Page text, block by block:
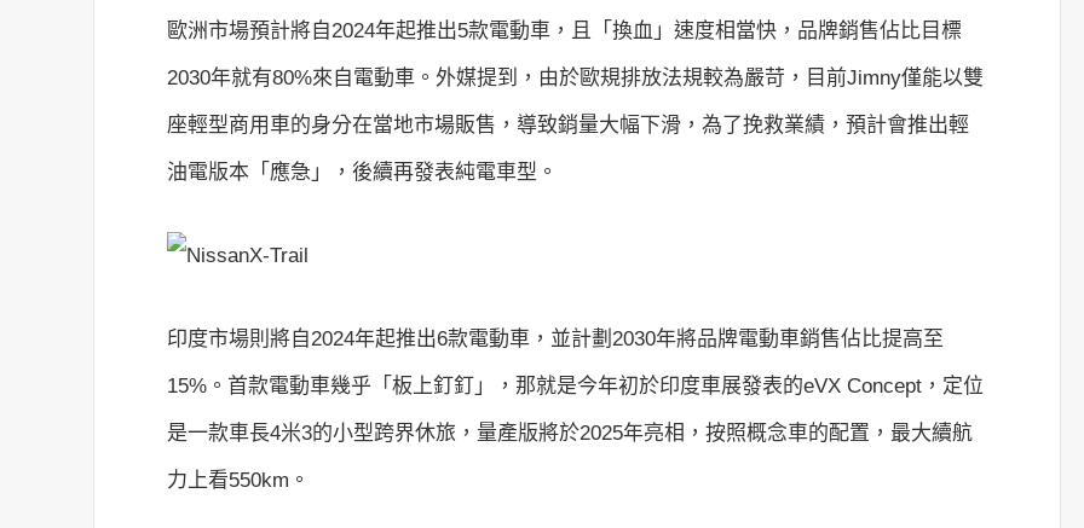
歐洲市場預計將自2024年起推出5款電動車，且「換血」速度相當快，品牌銷售佔比目標
2030年就有80%來自電動車。外媒提到，由於歐規排放法規較為嚴苛，目前Jimny僅能以雙
座輕型商用車的身分在當地市場販售，導致銷量大幅下滑，為了挽救業績，預計會推出輕
油電版本「應急」，後續再發表純電車型。
印度市場則將自2024年起推出6款電動車，並計劃2030年將品牌電動車銷售佔比提高至
15%。首款電動車幾乎「板上釘釘」，那就是今年初於印度車展發表的eVX Concept，定位
是一款車長4米3的小型跨界休旅，量產版將於2025年亮相，按照概念車的配置，最大續航
力上看550km。